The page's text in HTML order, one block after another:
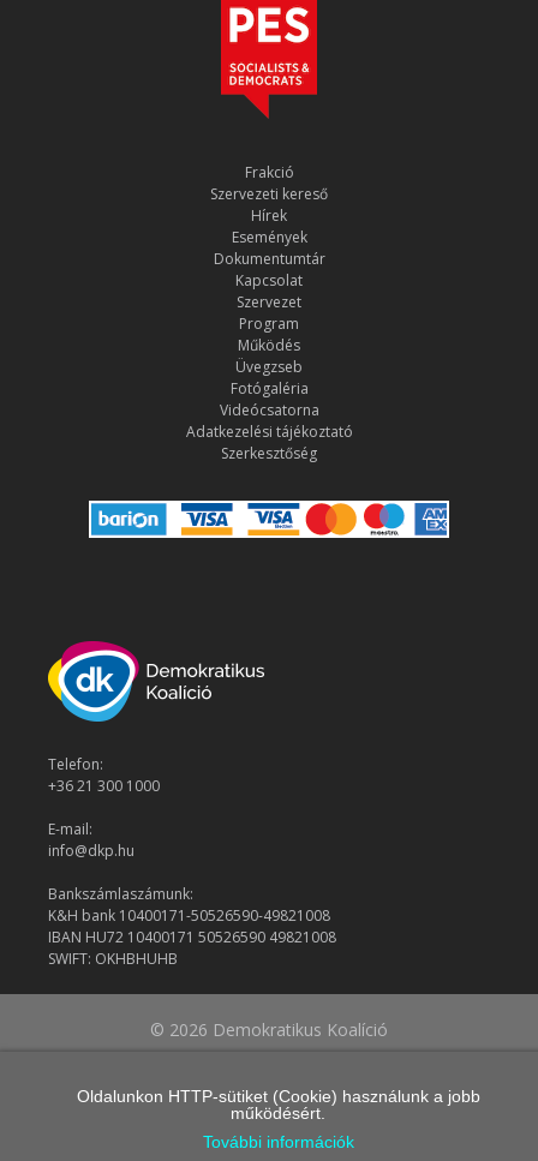
Frakció
Szervezeti kereső
Hírek
Események
Dokumentumtár
Kapcsolat
Szervezet
Program
Működés
Üvegzseb
Fotógaléria
Videócsatorna
Adatkezelési tájékoztató
Szerkesztőség
Telefon:
+36 21 300 1000
E-mail:
info@dkp.hu
Bankszámlaszámunk:
K&H bank 10400171-50526590-49821008
IBAN HU72 10400171 50526590 49821008
SWIFT: OKHBHUHB
© 2026 Demokratikus Koalíció
Oldalunkon HTTP-sütiket (Cookie) használunk a jobb
működésért.
További információk